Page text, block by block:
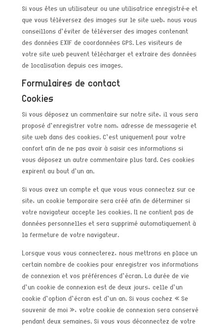
Si vous êtes un utilisateur ou une utilisatrice enregistré·e et
que vous téléversez des images sur le site web, nous vous
conseillons d’éviter de téléverser des images contenant
des données EXIF de coordonnées GPS. Les visiteurs de
votre site web peuvent télécharger et extraire des données
de localisation depuis ces images.
Formulaires de contact
Cookies
Si vous déposez un commentaire sur notre site, il vous sera
proposé d’enregistrer votre nom, adresse de messagerie et
site web dans des cookies. C’est uniquement pour votre
confort afin de ne pas avoir à saisir ces informations si
vous déposez un autre commentaire plus tard. Ces cookies
expirent au bout d’un an.
Si vous avez un compte et que vous vous connectez sur ce
site, un cookie temporaire sera créé afin de déterminer si
votre navigateur accepte les cookies. Il ne contient pas de
données personnelles et sera supprimé automatiquement à
la fermeture de votre navigateur.
Lorsque vous vous connecterez, nous mettrons en place un
certain nombre de cookies pour enregistrer vos informations
de connexion et vos préférences d’écran. La durée de vie
d’un cookie de connexion est de deux jours, celle d’un
cookie d’option d’écran est d’un an. Si vous cochez « Se
souvenir de moi », votre cookie de connexion sera conservé
pendant deux semaines. Si vous vous déconnectez de votre